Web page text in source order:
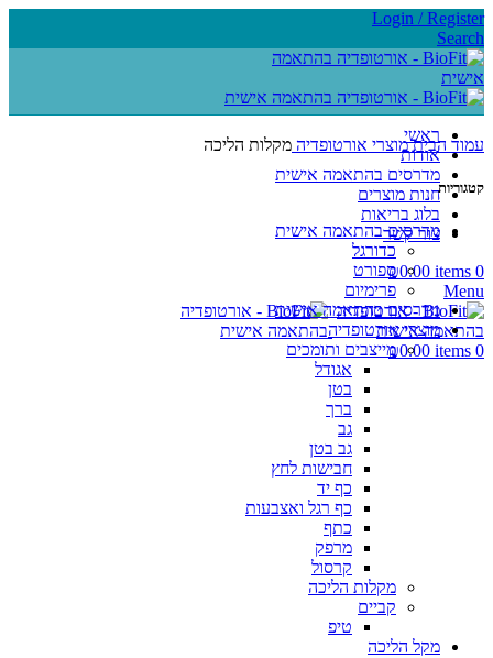
Login / Register
Search
ראשי
אודות
מדרסים בהתאמה אישית
חנות מוצרים
בלוג בריאות
צור קשר
0
items
₪0.00
Menu
0
items
₪0.00
עמוד הביתמוצרי אורטופדיה מקלות הליכה
קטגוריות
מדרסים בהתאמה אישית
כדורגל
ספורט
פרימיום
מדרסים בהתאמה אישית
מוצרי אורטופדיה
מייצבים ותומכים
אגודל
בטן
ברך
גב
גב בטן
חבישות לחץ
כף יד
כף רגל ואצבעות
כתף
מרפק
קרסול
מקלות הליכה
קביים
טיפ
מקל הליכה